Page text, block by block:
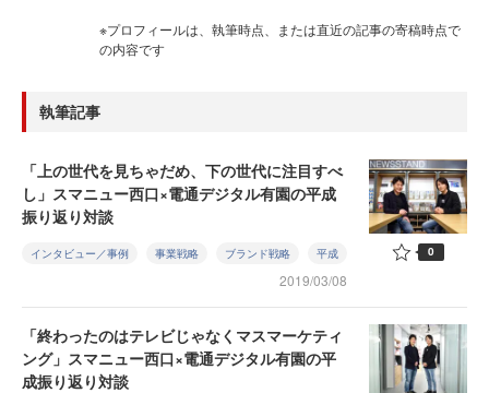
※プロフィールは、執筆時点、または直近の記事の寄稿時点で
の内容です
執筆記事
「上の世代を見ちゃだめ、下の世代に注目すべ
し」スマニュー西口×電通デジタル有園の平成
振り返り対談
インタビュー／事例 事業戦略 ブランド戦略 平成
2019/03/08
0
「終わったのはテレビじゃなくマスマーケティ
ング」スマニュー西口×電通デジタル有園の平
成振り返り対談